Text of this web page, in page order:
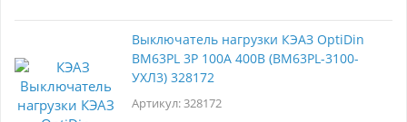
установки и эксплуатации, высокая степень
защиты в условиях эксплуатации.
Выбор для безопасного управления
электрическими нагрузками.
Выключатель нагрузки КЭАЗ OptiDin
ВМ63PL 3P 100А 400В (BM63PL-3100-
УХЛ3) 328172
Артикул: 328172